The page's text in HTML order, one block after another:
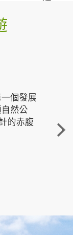
個發展
然公
的赤腹
重
走進